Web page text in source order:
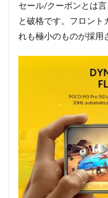
セール/クーポンとは
と破格です。フロント
れも極小のものが採用